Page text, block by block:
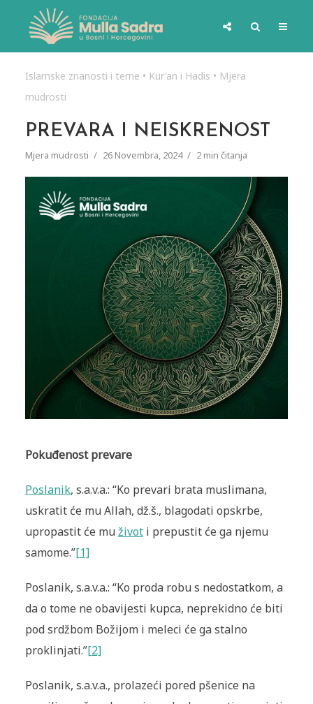
Islamske znanosti i teme • Kur'an i Hadis • Mjera
mudrosti
PREVARA I NEISKRENOST
Mjera mudrosti 26 Novembra, 2024 2 min čitanja
Pokuđenost prevare
Poslanik, s.a.v.a.: “Ko prevari brata muslimana,
uskratit će mu Allah, dž.š., blagodati opskrbe,
upropastit će muživoti prepustit će ga njemu
samome.”[1]
Poslanik, s.a.v.a.: “Ko proda robu s nedostatkom, a
da o tome ne obavi­jesti kupca, neprekidno će biti
pod srdžbom Božijom i meleci će ga stalno
proklinjati.”[2]
Poslanik, s.a.v.a., prolazeći pored pšenice na